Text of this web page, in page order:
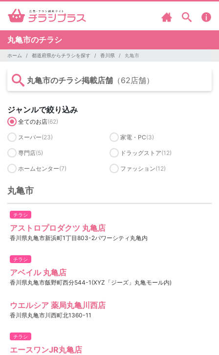
丸亀市のチラシ
ホーム 都道府県からチラシを探す 香川県 丸亀市
丸亀市のチラシ掲載店舗 （62店舗）
ジャンルで絞り込み
全てのお店(62)
スーパー(23) 家電・PC(3)
専門店(5) ドラッグストア(12)
ホームセンター(7) ファッション(12)
丸亀市
チラシ
アストロプロダクツ 丸亀店
香川県丸亀市新浜町1丁目803-2パワーシティ丸亀内
チラシ
アベイル 丸亀店
香川県丸亀市飯野町西分544-1(XYZ「ジーズ」丸亀モール内)
ウエルシア 薬局丸亀川西店
香川県丸亀市川西町北1360-11
チラシ
エースワンJR丸亀店